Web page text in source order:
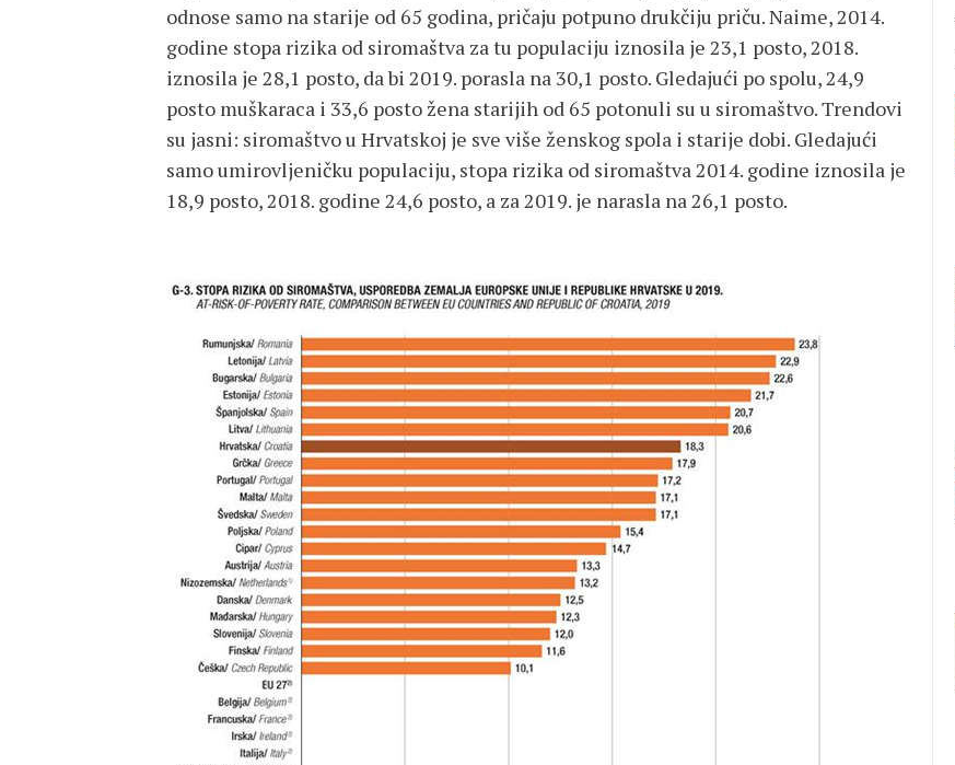
odnose samo na starije od 65 godina, pričaju potpuno drukčiju priču. Naime, 2014.
godine stopa rizika od siromaštva za tu populaciju iznosila je 23,1 posto, 2018.
iznosila je 28,1 posto, da bi 2019. porasla na 30,1 posto. Gledajući po spolu, 24,9
posto muškaraca i 33,6 posto žena starijih od 65 potonuli su u siromaštvo. Trendovi
su jasni: siromaštvo u Hrvatskoj je sve više ženskog spola i starije dobi. Gledajući
samo umirovljeničku populaciju, stopa rizika od siromaštva 2014. godine iznosila je
18,9 posto, 2018. godine 24,6 posto, a za 2019. je narasla na 26,1 posto.